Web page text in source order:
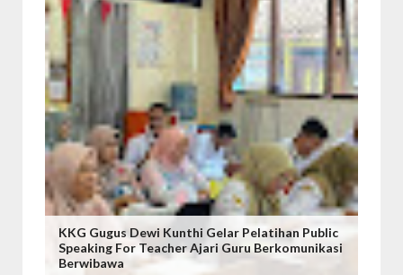
KKG Gugus Dewi Kunthi Gelar Pelatihan Public
Speaking For Teacher Ajari Guru Berkomunikasi
Berwibawa